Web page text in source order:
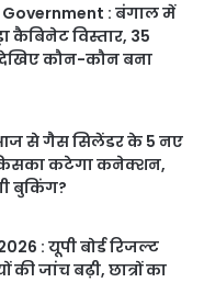
Government : बंगाल में
कैबिनेट विस्तार, 35
देखिए कौन-कौन बना
आज से गैस सिलेंडर के 5 नए
कटेगा कनेक्शन,
बुकिंग?
: यूपी बोर्ड रिजल्ट
की जांच बढ़ी, छात्रों का